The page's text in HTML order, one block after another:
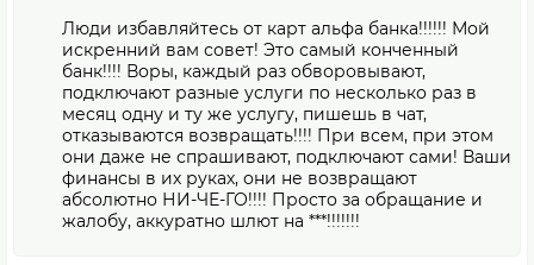
Люди избавляйтесь от карт альфа банка!!!!!! Мой
искренний вам совет! Это самый конченный
банк!!!! Воры, каждый раз обворовывают,
подключают разные услуги по несколько раз в
месяц одну и ту же услугу, пишешь в чат,
отказываются возвращать!!!! При всем, при этом
они даже не спрашивают, подключают сами! Ваши
финансы в их руках, они не возвращают
абсолютно НИ-ЧЕ-ГО!!!! Просто за обращание и
жалобу, аккуратно шлют на ***!!!!!!!